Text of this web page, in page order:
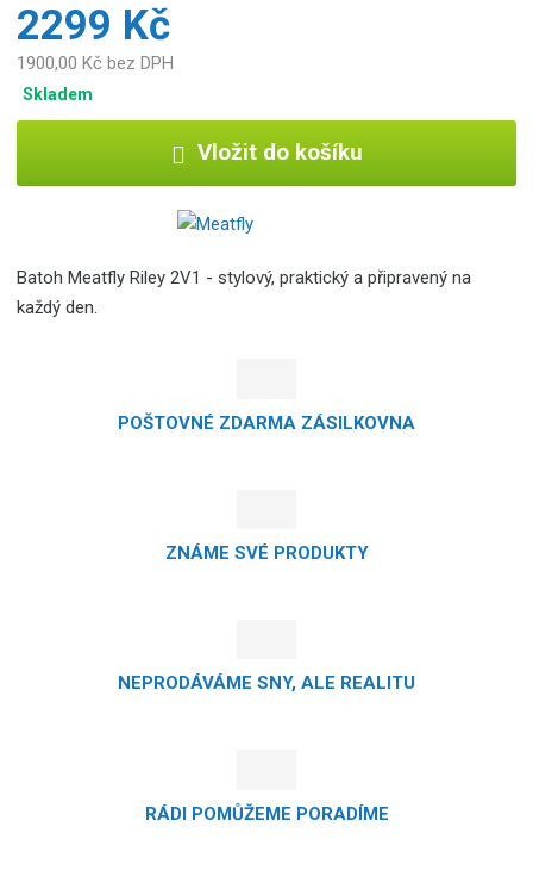
2299 Kč
1900,00 Kč bez DPH
Skladem
Vložit do košíku
Batoh Meatfly Riley 2V1 - stylový, praktický a připravený na
každý den.
POŠTOVNÉ ZDARMA ZÁSILKOVNA
ZNÁME SVÉ PRODUKTY
NEPRODÁVÁME SNY, ALE REALITU
RÁDI POMŮŽEME PORADÍME